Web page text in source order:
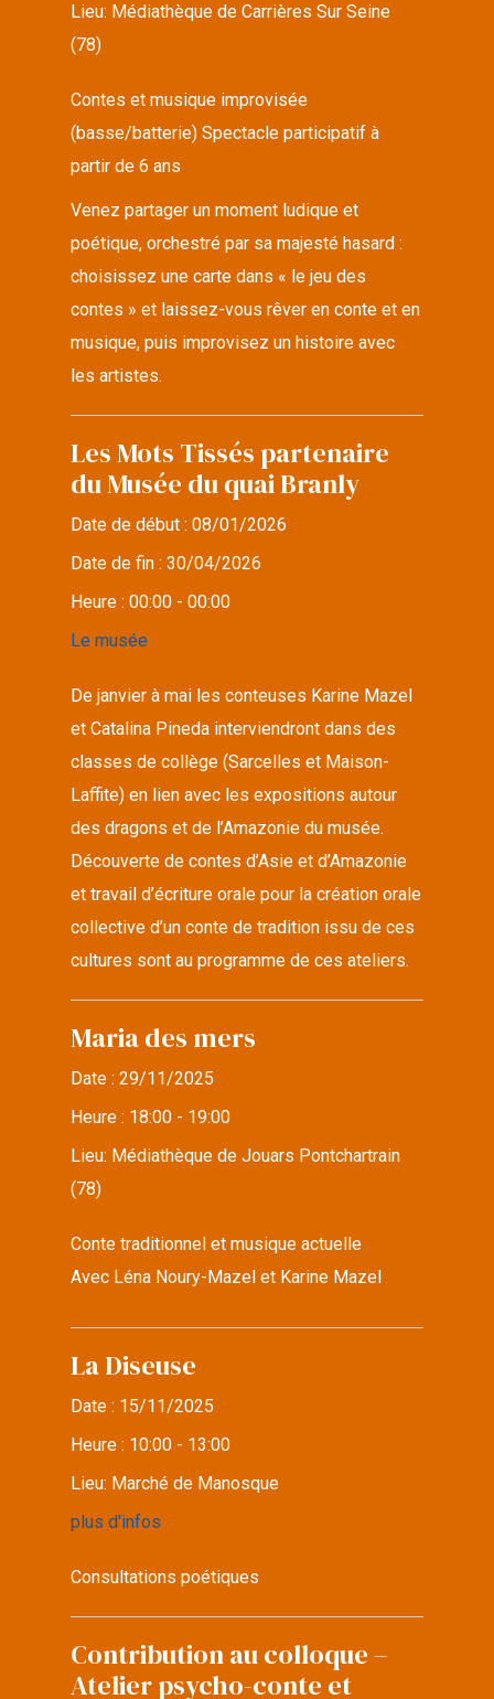
Lieu: Médiathèque de Carrières Sur Seine
(78)
Contes et musique improvisée
(basse/batterie) Spectacle participatif à
partir de 6 ans
Venez partager un moment ludique et
poétique, orchestré par sa majesté hasard :
choisissez une carte dans « le jeu des
contes » et laissez-vous rêver en conte et en
musique, puis improvisez un histoire avec
les artistes.
Les Mots Tissés partenaire
du Musée du quai Branly
Date de début :08/01/2026
Date de fin :30/04/2026
Heure :00:00 - 00:00
Le musée
De janvier à mai les conteuses Karine Mazel
et Catalina Pineda interviendront dans des
classes de collège (Sarcelles et Maison-
Laffite) en lien avec les expositions autour
des dragons et de l’Amazonie du musée.
Découverte de contes d’Asie et d’Amazonie
et travail d’écriture orale pour la création orale
collective d’un conte de tradition issu de ces
cultures sont au programme de ces ateliers.
Maria des mers
Date :29/11/2025
Heure : 18:00 - 19:00
Lieu: Médiathèque de Jouars Pontchartrain
(78)
Conte traditionnel et musique actuelle
Avec Léna Noury-Mazel et Karine Mazel
La Diseuse
Date : 15/11/2025
Heure : 10:00 - 13:00
Lieu: Marché de Manosque
plus d'infos
Consultations poétiques
Contribution au colloque –
Atelier psycho-conte et